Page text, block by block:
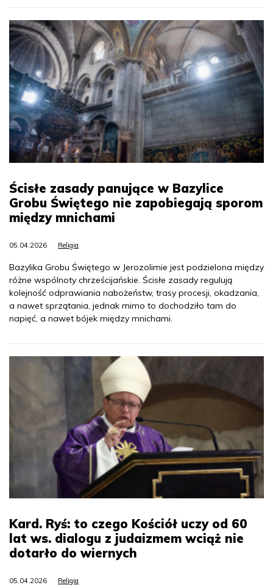
Ścisłe zasady panujące w Bazylice
Grobu Świętego nie zapobiegają sporom
między mnichami
05.04.2026 Religia
Bazylika Grobu Świętego w Jerozolimie jest podzielona między
różne wspólnoty chrześcijańskie. Ścisłe zasady regulują
kolejność odprawiania nabożeństw, trasy procesji, okadzania,
a nawet sprzątania, jednak mimo to dochodziło tam do
napięć, a nawet bójek między mnichami.
Kard. Ryś: to czego Kościół uczy od 60
lat ws. dialogu z judaizmem wciąż nie
dotarło do wiernych
05.04.2026 Religia